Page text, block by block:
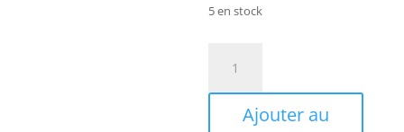
5 en stock
RTA217
SIMCAAjouter au